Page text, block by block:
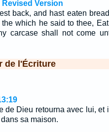
Revised Version
back, and hast eaten
the which he said to thee,
carcase shall not come
de l'Écriture
de Dieu retourna avec lui, et
sa maison.